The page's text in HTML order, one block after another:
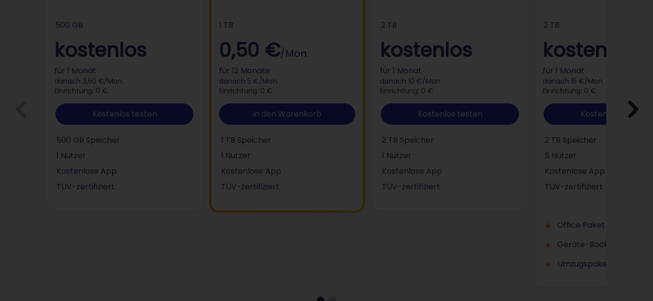
500 GB
kostenlos
für 1 Monat
danach 3,50 €/Mon.
Einrichtung: 0 €
Kostenlos testen
500 GB Speicher
1 Nutzer
Kostenlose App
TÜV-zertifiziert
1 TB
0,50 €/Mon.
für 12 Monate
danach 5 €/Mon.
Einrichtung: 0 €
In den Warenkorb
1 TB Speicher
1 Nutzer
Kostenlose App
TÜV-zertifiziert
2 TB
kostenlos
für 1 Monat
danach 10 €/Mon.
Einrichtung: 0 €
Kostenlos testen
2 TB Speicher
1 Nutzer
Kostenlose App
TÜV-zertifiziert
2 TB
kostenlos
für 1 Monat
danach 15 €/Mon.
Einrichtung: 0 €
Kostenlos testen
2 TB Speicher
5 Nutzer
Kostenlose App
TÜV-zertifiziert
Office Paket
Geräte-Backup
Umzugspaket